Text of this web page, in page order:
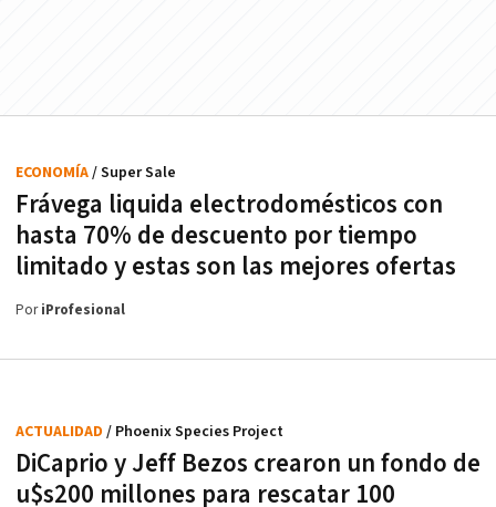
Frávega liquida electrodomésticos con
hasta 70% de descuento por tiempo
limitado y estas son las mejores ofertas
ECONOMÍA/ Super Sale
PoriProfesional
DiCaprio y Jeff Bezos crearon un fondo de
u$s200 millones para rescatar 100
ACTUALIDAD / Phoenix Species Project